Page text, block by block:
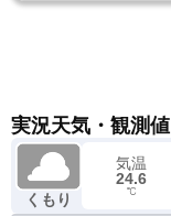
実況天気・観測値
くもり
気温
24.6
℃